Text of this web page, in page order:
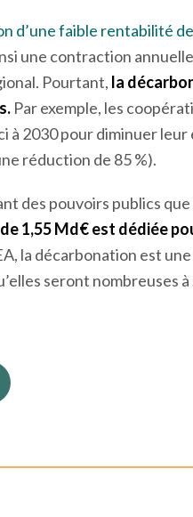
d’une faible rentabilité de
une contraction
Pourtant, la
Par exemple, les
à 2030 pour diminuer
réduction de 85 %).
des pouvoirs publics que
seront nombreuses à